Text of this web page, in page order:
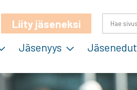
Liity jäseneksi
Jäsenyys Jäsenedut